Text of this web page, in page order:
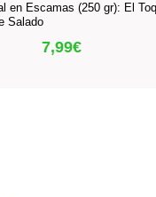
en Escamas (250 gr): El
Salado
7,99€